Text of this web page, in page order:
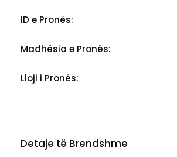
ID e Pronës:
Madhësia e Pronës:
Lloji i Pronës:
Detaje të Brendshme